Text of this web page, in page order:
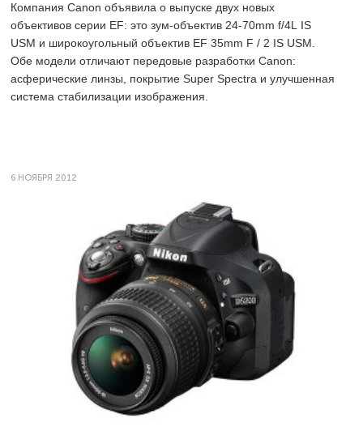
Компания Canon объявила о выпуске двух новых
объективов серии EF: это зум-объектив 24-70mm f/4L IS
USM и широкоугольный объектив EF 35mm F / 2 IS USM.
Обе модели отличают передовые разработки Canon:
асферические линзы, покрытие Super Spectra и улучшенная
система стабилизации изображения.
6 НОЯБРЯ 2012